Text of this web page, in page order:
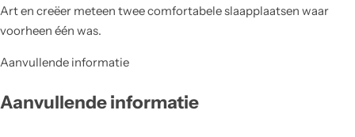
Art en creëer meteen twee comfortabele slaapplaatsen waar
voorheen één was.
Aanvullende informatie
Aanvullende informatie